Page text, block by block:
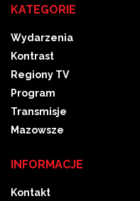
KATEGORIE
Wydarzenia
Kontrast
Regiony TV
Program
Transmisje
Mazowsze
INFORMACJE
Kontakt